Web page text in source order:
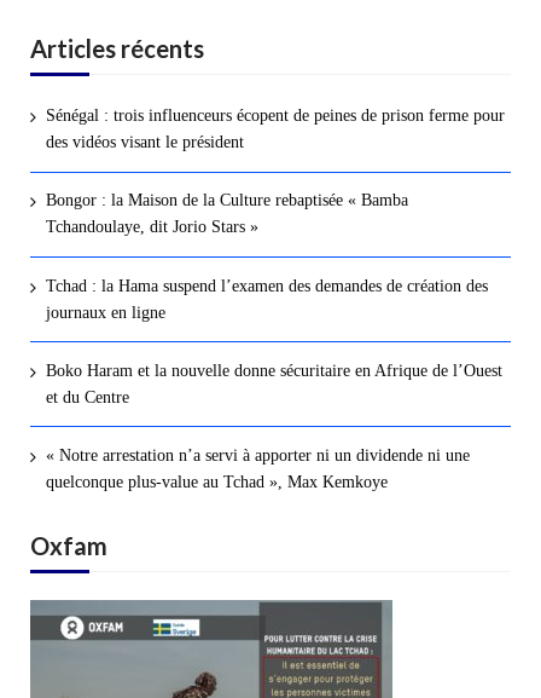
Articles récents
Sénégal : trois influenceurs écopent de peines de prison ferme pour
des vidéos visant le président
Bongor : la Maison de la Culture rebaptisée « Bamba
Tchandoulaye, dit Jorio Stars »
Tchad : la Hama suspend l’examen des demandes de création des
journaux en ligne
Boko Haram et la nouvelle donne sécuritaire en Afrique de l’Ouest
et du Centre
« Notre arrestation n’a servi à apporter ni un dividende ni une
quelconque plus-value au Tchad », Max Kemkoye
Oxfam